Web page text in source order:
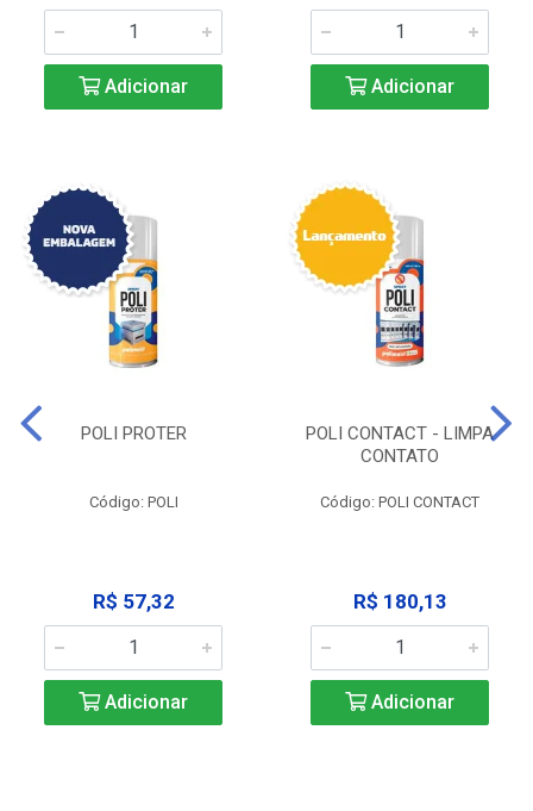
Adicionar Adicionar
POLI PROTER
Código: POLI
R$ 57,32
Adicionar
POLI CONTACT - LIMPA
CONTATO
Código: POLI CONTACT
R$ 180,13
Adicionar